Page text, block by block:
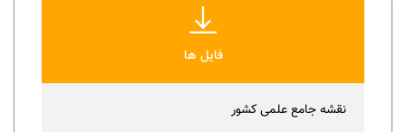
فایل ها
نقشه جامع علمی کشور